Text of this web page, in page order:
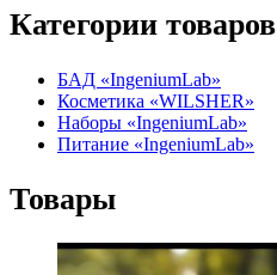
Категории товаров
БАД «IngeniumLab»
Косметика «WILSHER»
Наборы «IngeniumLab»
Питание «IngeniumLab»
Товары